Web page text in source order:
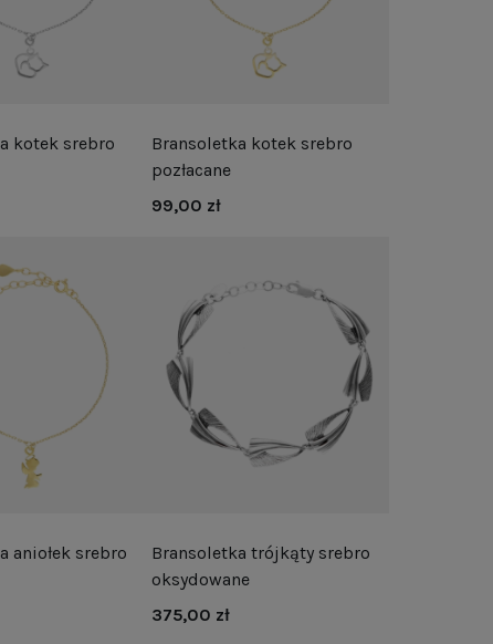
kotek srebro
Bransoletka kotek srebro
pozłacane
99,00 zł
aniołek srebro
Bransoletka trójkąty srebro
oksydowane
375,00 zł